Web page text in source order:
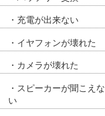
・充電が出来ない
・イヤフォンが壊れた
・カメラが壊れた
・スピーカーが聞こえな
い